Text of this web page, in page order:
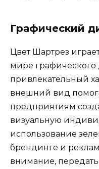
Графический
Цвет Шартрез
мире графического
привлекательный
внешний вид
предприятиям
визуальную
использование
брендинге и
внимание,